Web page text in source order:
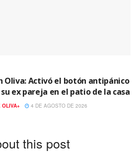
Oliva: Activó el botón antipánico
ex pareja en el patio de la casa
OLIVA+ 4 DE AGOSTO DE 2026
this post